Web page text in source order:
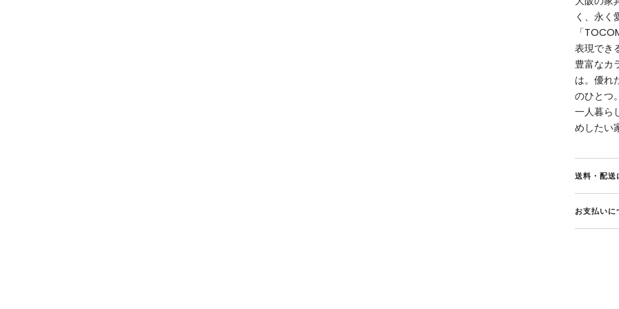
く、永く
「
表現でき
豊富なカ
は。優れ
のひとつ
一人暮ら
めしたい
送料・配送
お支払いに